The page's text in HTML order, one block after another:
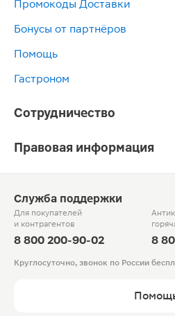
Промокоды Доставки
Бонусы от партнёров
Помощь
Гастроном
Сотрудничество
Правовая информация
Служба поддержки
Для покупателей
и контрагентов
8 800 200-90-02 8
Круглосуточно, звонок по России